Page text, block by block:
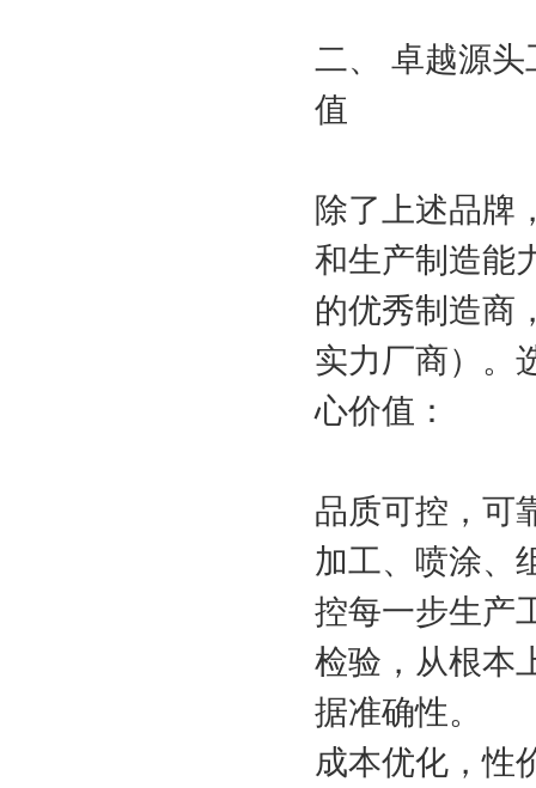
二、 卓越源
值
除了上述品牌
和生产制造能
的优秀制造商
实力厂商）。
心价值：
品质可控，可
加工、喷涂、
控每一步生产
检验，从根本
据准确性。
成本优化，性